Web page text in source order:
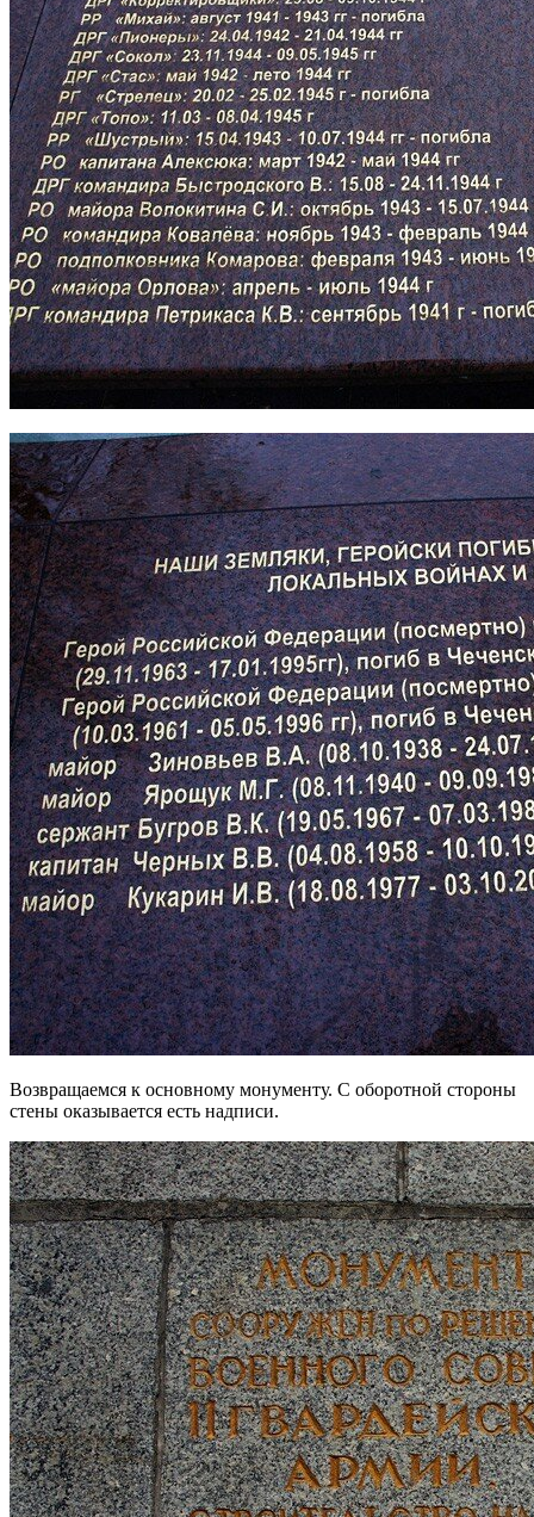
Возвращаемся к основному монументу. С оборотной стороны
стены оказывается есть надписи.